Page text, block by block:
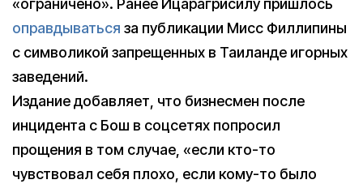
«ограничено». Ранее Ицарагрисилу пришлось
оправдываться за публикации Мисс Филлипины
с символикой запрещенных в Таиланде игорных
заведений.
Издание добавляет, что бизнесмен после
инцидента с Бош в соцсетях попросил
прощения в том случае, «если кто-то
чувствовал себя плохо, если кому-то было